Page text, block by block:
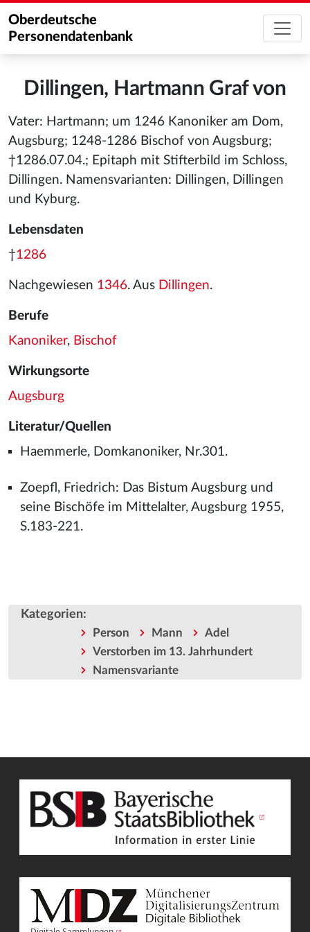
Oberdeutsche
Personendatenbank
Dillingen, Hartmann Graf von
Vater: Hartmann; um 1246 Kanoniker am Dom,
Augsburg; 1248-1286 Bischof von Augsburg;
†1286.07.04.; Epitaph mit Stifterbild im Schloss,
Dillingen. Namensvarianten: Dillingen, Dillingen
und Kyburg.
Lebensdaten
†1286
Nachgewiesen 1346. Aus Dillingen.
Berufe
Kanoniker, Bischof
Wirkungsorte
Augsburg
Literatur/Quellen
Haemmerle, Domkanoniker, Nr.301.
Zoepfl, Friedrich: Das Bistum Augsburg und
seine Bischöfe im Mittelalter, Augsburg 1955,
S.183-221.
Kategorien:
Person Mann
Adel
Verstorben im 13. Jahrhundert
Namensvariante